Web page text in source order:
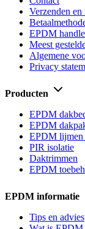
Verzenden en
EPDM
Meest
Algemene
Privacy
Producten
EPDM
EPDM
EPDM lijmen
PIR isolatie
Daktrimmen
EPDM
EPDM informatie
Tips en advies